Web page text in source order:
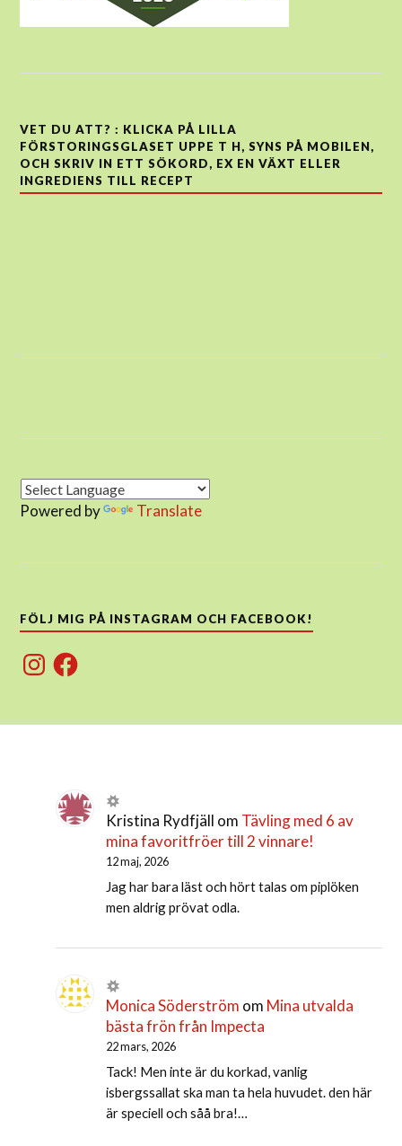
VET DU ATT? : KLICKA PÅ LILLA
FÖRSTORINGSGLASET UPPE T H, SYNS PÅ MOBILEN,
OCH SKRIV IN ETT SÖKORD, EX EN VÄXT ELLER
INGREDIENS TILL RECEPT
Powered by Translate
FÖLJ MIG PÅ INSTAGRAM OCH FACEBOOK!
InstagramFacebook
Kristina Rydfjäll om Tävling med 6 av
mina favoritfröer till 2 vinnare!
12 maj, 2026
Jag har bara läst och hört talas om piplöken
men aldrig prövat odla.
Monica Söderström om Mina utvalda
bästa frön från Impecta
22 mars, 2026
Tack! Men inte är du korkad, vanlig
isbergssallat ska man ta hela huvudet. den här
är speciell och såå bra!…